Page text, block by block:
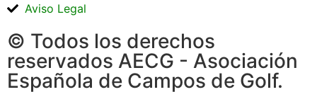
© Todos los derechos
reservados AECG - Asociación
Española de Campos de Golf.
Aviso Legal